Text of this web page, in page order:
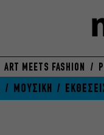
ART MEETS FASHION
ΜΟΥΣΙΚΗ